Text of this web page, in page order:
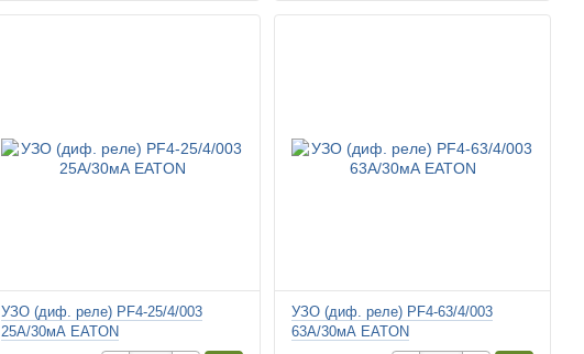
УЗО (диф. реле) PF4-25/4/003
25А/30мА EATON
УЗО (диф. реле) PF4-63/4/003
63А/30мА EATON